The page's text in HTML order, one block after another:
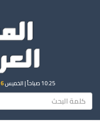
10:25 صباحاً | الخميس6